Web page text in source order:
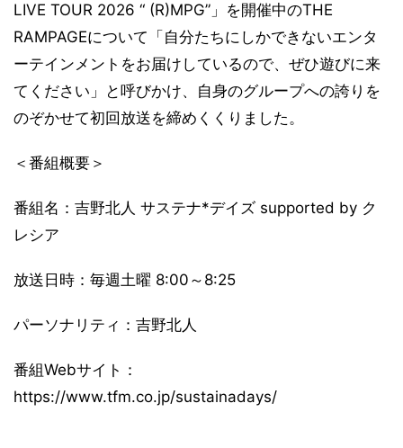
LIVE TOUR 2026 “ (R)MPG”」を開催中のTHE
RAMPAGEについて「自分たちにしかできないエンタ
ーテインメントをお届けしているので、ぜひ遊びに来
てください」と呼びかけ、自身のグループへの誇りを
のぞかせて初回放送を締めくくりました。
＜番組概要＞
番組名：吉野北人 サステナ*デイズ supported by ク
レシア
放送日時：毎週土曜 8:00～8:25
パーソナリティ：吉野北人
番組Webサイト：
https://www.tfm.co.jp/sustainadays/